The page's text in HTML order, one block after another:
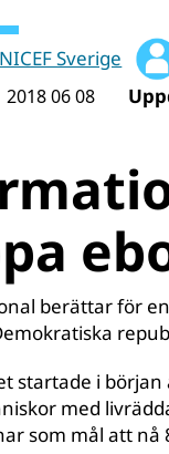
Sverige
2018 06 08
berättar för
startade i början
med
som mål att nå